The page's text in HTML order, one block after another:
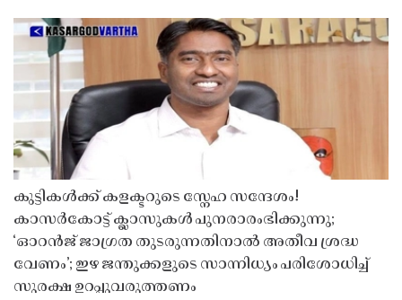
കുട്ടികൾക്ക് കളക്ടറുടെ സ്നേഹ സന്ദേശം!
കാസർകോട്ട് ക്ലാസുകൾ പുനരാരംഭിക്കുന്നു;
‘ഓറൻജ് ജാഗ്രത തുടരുന്നതിനാൽ അതീവ ശ്രദ്ധ
വേണം’; ഇഴ ജന്തുക്കളുടെ സാന്നിധ്യം പരിശോധിച്ച്
സുരക്ഷ ഉറപ്പുവരുത്തണം